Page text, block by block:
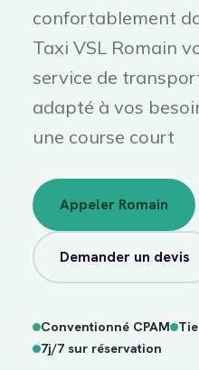
confortablement
Taxi VSL Romain
service de
adapté à vos
une course court
Appeler Romain
Demander un devis
Conventionné CPAM
7j/7 sur réservation
7j/7sur
réservation